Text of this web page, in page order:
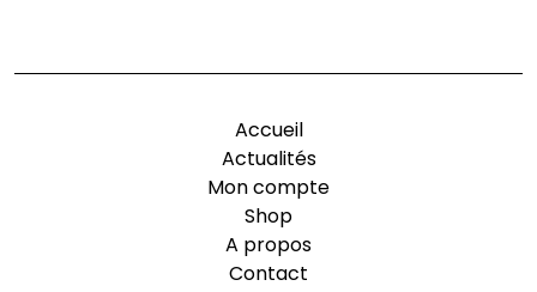
Accueil
Actualités
Mon compte
Shop
A propos
Contact